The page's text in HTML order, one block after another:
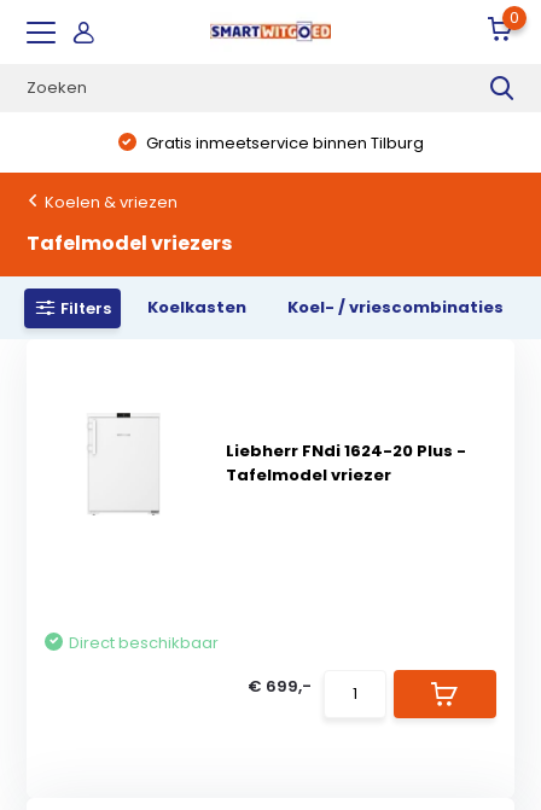
0
Gratis inmeetservice binnen Tilburg
Koelen & vriezen
Tafelmodel vriezers
Filters Koelkasten Koel- / vriescombinaties
Liebherr FNdi 1624-20 Plus -
Tafelmodel vriezer
Direct beschikbaar
€ 699,-